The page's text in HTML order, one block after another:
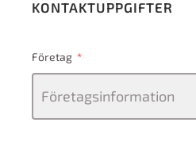
KONTAKTUPPGIFTER
Företag